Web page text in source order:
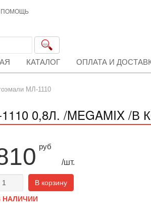
ПОМОЩЬ
КАТАЛОГ ОПЛАТА И
МЛ-1110
0,8Л. /MEGAMIX /В
руб
/шт.
В корзину
НАЛИЧИИ